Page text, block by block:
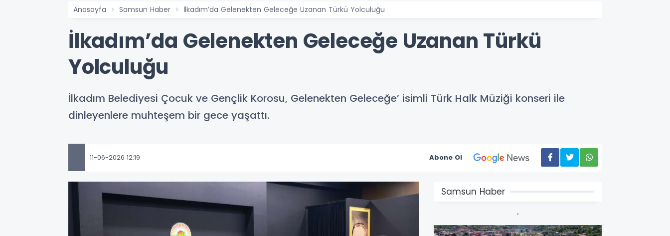
Anasayfa Samsun Haber İlkadım’da Gelenekten Geleceğe Uzanan Türkü Yolculuğu
İlkadım’da Gelenekten Geleceğe Uzanan Türkü
Yolculuğu
İlkadım Belediyesi Çocuk ve Gençlik Korosu, Gelenekten Geleceğe’ isimli Türk Halk Müziği konseri ile
dinleyenlere muhteşem bir gece yaşattı.
11-06-2026 12:19 Abone Ol
Samsun Haber